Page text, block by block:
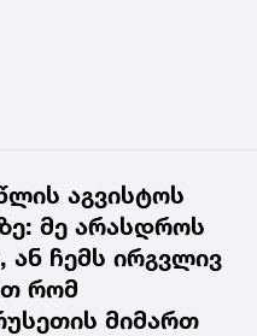
აგვისტოს
მე არასდროს
ან ჩემს ირგვლივ
რომ
მიმართ